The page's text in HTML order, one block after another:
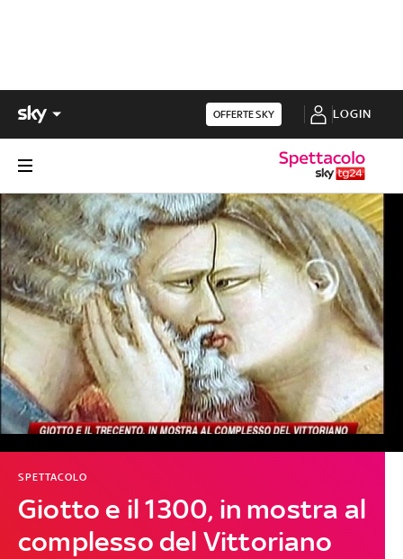
OFFERTE SKY LOGIN
Giotto e il 1300, in mostra al
complesso del Vittoriano
SPETTACOLO